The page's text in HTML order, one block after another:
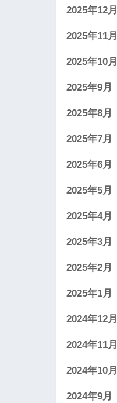
2025年12月
2025年11月
2025年10月
2025年9月
2025年8月
2025年7月
2025年6月
2025年5月
2025年4月
2025年3月
2025年2月
2025年1月
2024年12月
2024年11月
2024年10月
2024年9月